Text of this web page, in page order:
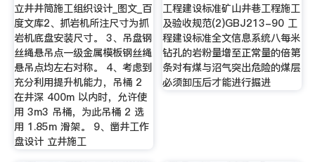
立井井筒施工组织设计_图文_百
度文库2、抓岩机所注尺寸为抓
岩机底盘安装尺寸。 3、吊盘钢
丝绳悬吊点一级金属模板钢丝绳
悬吊点均左右对称。 4、考虑到
充分利用提升机能力，吊桶 2
在井深 400m 以内时，允许使
用 3m3 吊桶，为此吊桶 2 选
用 1.85m 滑架。 9、凿井工作
盘设计 立井施工
工程建设标准矿山井巷工程施工
及验收规范(2)GBJ213-90 工
程建设标准全文信息系统八每米
钻孔的岩粉量增至正常量的倍第
条对有煤与沼气突出危险的煤层
必须卸压后才能进行掘进